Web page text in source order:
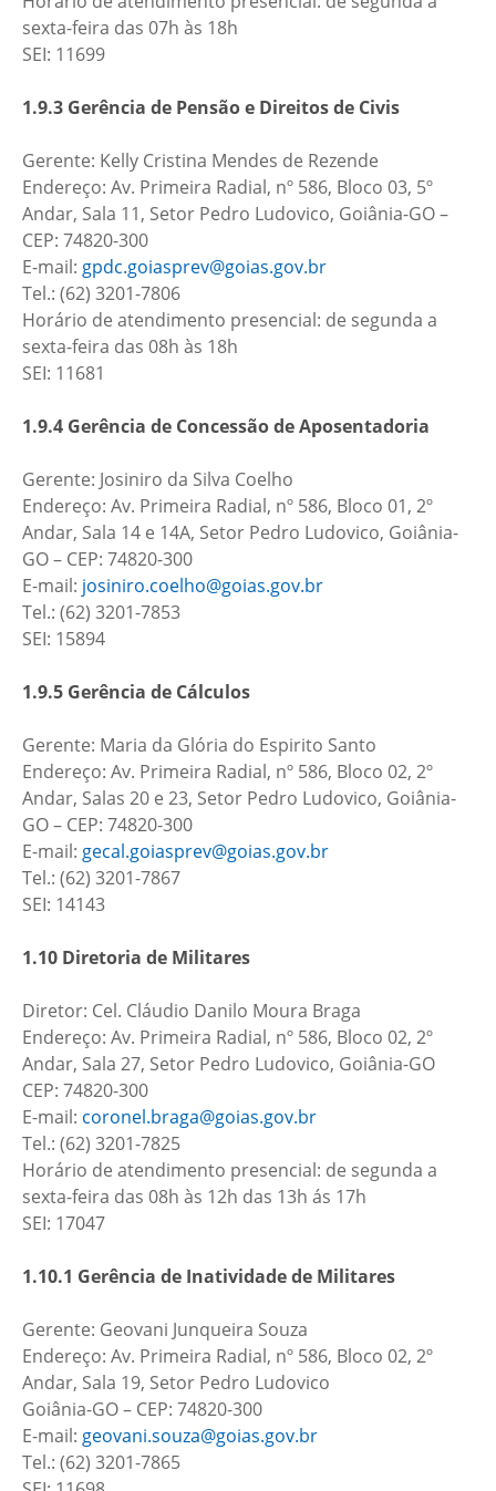
sexta-feira das 07h às 18h
SEI: 11699
1.9.3 Gerência de Pensão e Direitos de Civis
Gerente: Kelly Cristina Mendes de Rezende
Endereço: Av. Primeira Radial, nº 586, Bloco 03, 5º
Andar, Sala 11, Setor Pedro Ludovico, Goiânia-GO –
CEP: 74820-300
E-mail: gpdc.goiasprev@goias.gov.br
Tel.: (62) 3201-7806
Horário de atendimento presencial: de segunda a
sexta-feira das 08h às 18h
SEI: 11681
1.9.4 Gerência de Concessão de Aposentadoria
Gerente: Josiniro da Silva Coelho
Endereço: Av. Primeira Radial, nº 586, Bloco 01, 2º
Andar, Sala 14 e 14A, Setor Pedro Ludovico, Goiânia-
GO – CEP: 74820-300
E-mail: josiniro.coelho@goias.gov.br
Tel.: (62) 3201-7853
SEI: 15894
1.9.5 Gerência de Cálculos
Gerente: Maria da Glória do Espirito Santo
Endereço: Av. Primeira Radial, nº 586, Bloco 02, 2º
Andar, Salas 20 e 23, Setor Pedro Ludovico, Goiânia-
GO – CEP: 74820-300
E-mail: gecal.goiasprev@goias.gov.br
Tel.: (62) 3201-7867
SEI: 14143
1.10 Diretoria de Militares
Diretor: Cel. Cláudio Danilo Moura Braga
Endereço: Av. Primeira Radial, nº 586, Bloco 02, 2º
Andar, Sala 27, Setor Pedro Ludovico, Goiânia-GO
CEP: 74820-300
E-mail: coronel.braga@goias.gov.br
Tel.: (62) 3201-7825
Horário de atendimento presencial: de segunda a
sexta-feira das 08h às 12h das 13h ás 17h
SEI: 17047
1.10.1 Gerência de Inatividade de Militares
Gerente: Geovani Junqueira Souza
Endereço: Av. Primeira Radial, nº 586, Bloco 02, 2º
Andar, Sala 19, Setor Pedro Ludovico
Goiânia-GO – CEP: 74820-300
E-mail: geovani.souza@goias.gov.br
Tel.: (62) 3201-7865